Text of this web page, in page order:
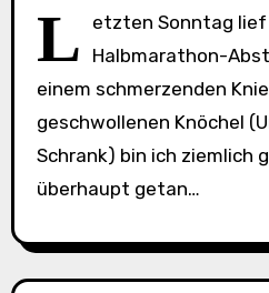
L
etzten Sonntag
Halbmarathon-
einem schmerzenden
geschwollenen Knöchel
Schrank) bin ich ziemlich
überhaupt getan…